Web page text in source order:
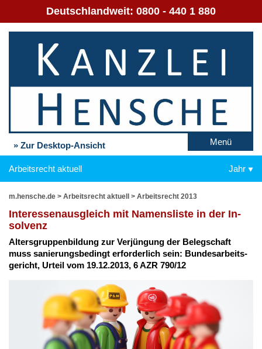
Deutschlandweit: 0800 - 440 1 880
» Zur Desktop-Ansicht Menü
Arbeitsrecht aktuell Jahr
m.hensche.de > Arbeitsrecht aktuell > Arbeitsrecht 2013
In­ter­es­sen­aus­gleich mit Na­mens­lis­te in der In­
sol­venz
Al­ters­grup­pen­bil­dung zur Ver­jün­gung der Be­leg­schaft
muss sa­nie­rungs­be­dingt er­for­der­lich sein: Bun­des­ar­beits­
ge­richt, Ur­teil vom 19.12.2013, 6 AZR 790/12